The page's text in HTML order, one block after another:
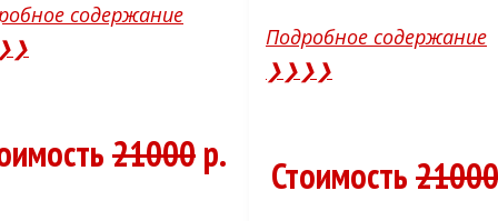
содержание
21000р.
Подробное содержание
❯❯❯❯
Стоимость21000